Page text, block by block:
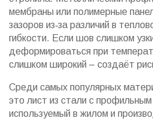
мембраны или полимерные
зазоров из‑за различий в
гибкости. Если шов слишком
деформироваться при
слишком широкий – создаёт
Среди самых популярных
это лист из стали с
используемый в жилом и